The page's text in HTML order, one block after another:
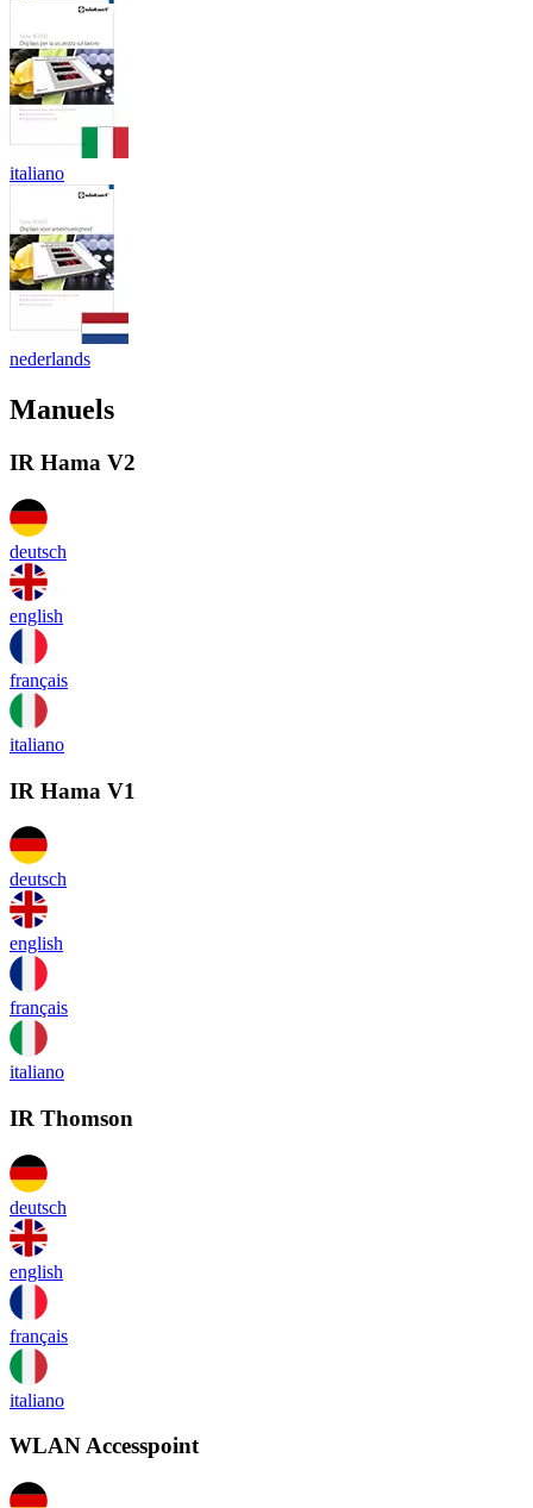
italiano
nederlands
Manuels
IR Hama V2
deutsch
english
français
italiano
IR Hama V1
deutsch
english
français
italiano
IR Thomson
deutsch
english
français
italiano
WLAN Accesspoint